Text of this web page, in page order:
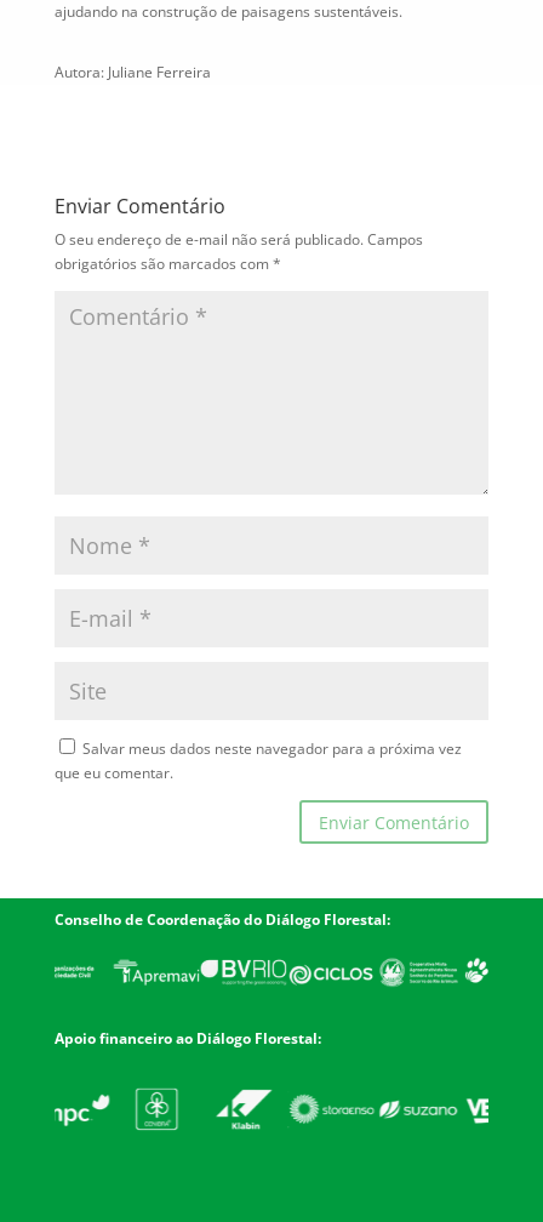
ajudando na construção de paisagens sustentáveis.
Autora: Juliane Ferreira
Enviar Comentário
O seu endereço de e-mail não será publicado.Campos
obrigatórios são marcados com *
Salvar meus dados neste navegador para a próxima vez
que eu comentar.
Conselho de Coordenação do Diálogo Florestal:
Apoio financeiro ao Diálogo Florestal: